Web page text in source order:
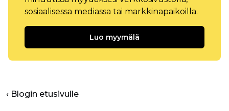
sosiaalisessa mediassa tai markkinapaikoilla.
Luo myymälä
‹ Blogin etusivulle